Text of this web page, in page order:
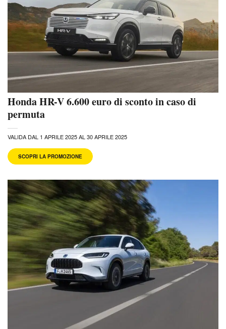
Honda HR-V 6.600 euro di sconto in caso di
permuta
VALIDA DAL 1 APRILE 2025 AL 30 APRILE 2025
SCOPRI LA PROMOZIONE